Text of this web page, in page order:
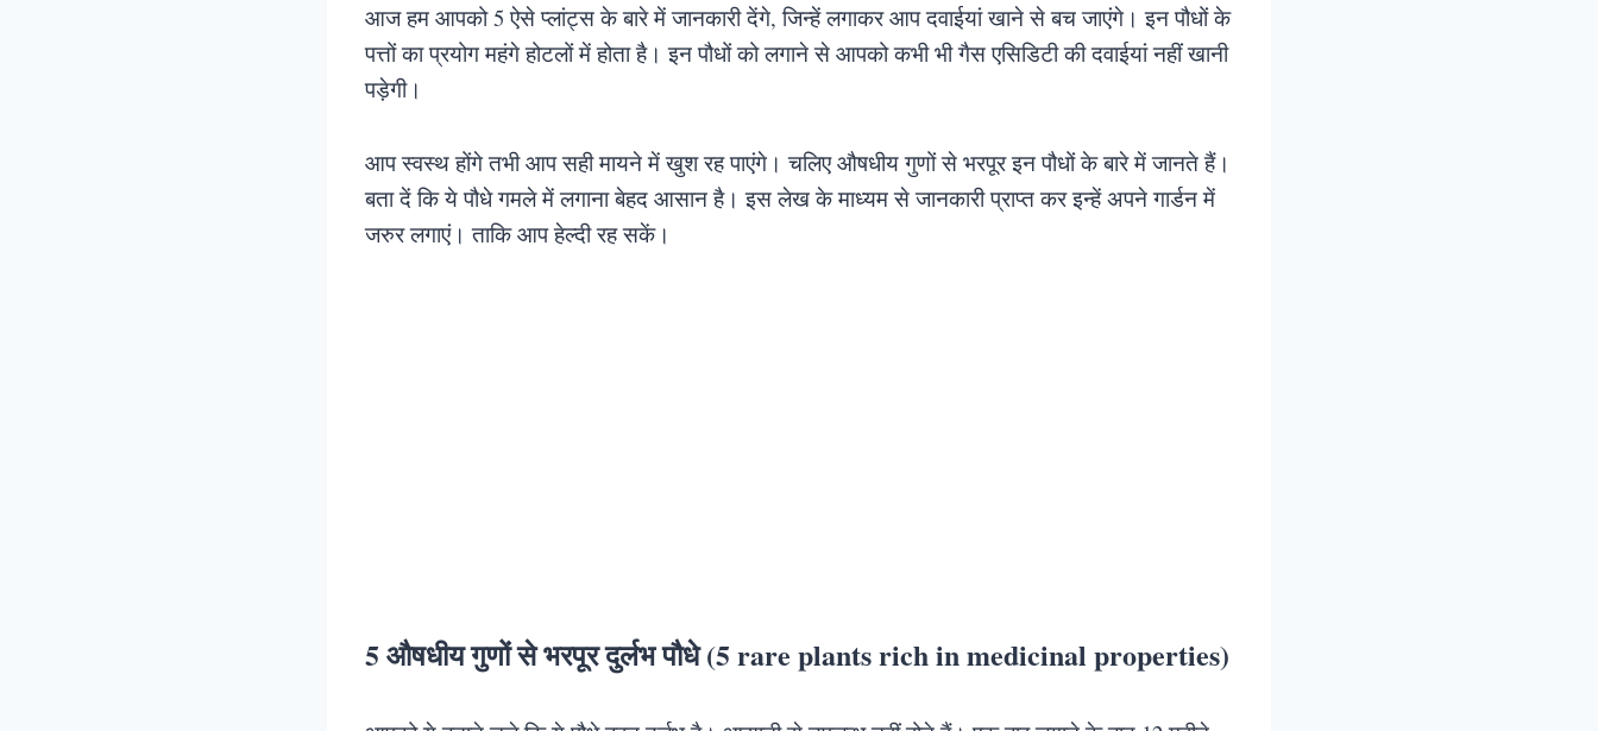
आज हम आपको 5 ऐसे प्लांट्स के बारे में जानकारी देंगे, जिन्हें लगाकर आप दवाईयां खाने से बच जाएंगे। इन पौधों के
पत्तों का प्रयोग महंगे होटलों में होता है। इन पौधों को लगाने से आपको कभी भी गैस एसिडिटी की दवाईयां नहीं खानी
पड़ेगी।
आप स्वस्थ होंगे तभी आप सही मायने में खुश रह पाएंगे। चलिए औषधीय गुणों से भरपूर इन पौधों के बारे में जानते हैं।
बता दें कि ये पौधे गमले में लगाना बेहद आसान है। इस लेख के माध्यम से जानकारी प्राप्त कर इन्हें अपने गार्डन में
जरुर लगाएं। ताकि आप हेल्दी रह सकें।
5 औषधीय गुणों से भरपूर दुर्लभ पौधे (5 rare plants rich in medicinal properties)